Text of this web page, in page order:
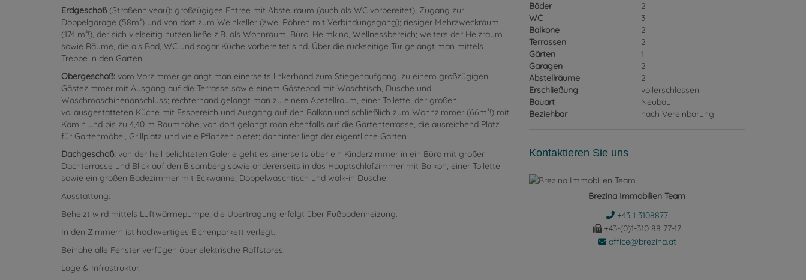
Erdgeschoß(Straßenniveau): großzügiges Entree mit Abstellraum (auch als WC vorbereitet), Zugang zur
Doppelgarage (58m²) und von dort zum Weinkeller (zwei Röhren mit Verbindungsgang); riesiger Mehrzweckraum
(174 m²!), der sich vielseitig nutzen ließe z.B. als Wohnraum, Büro, Heimkino, Wellnessbereich; weiters der Heizraum
sowie Räume, die als Bad, WC und sogar Küche vorbereitet sind. Über die rückseitige Tür gelangt man mittels
Treppe in den Garten.
Obergeschoß: vom Vorzimmer gelangt man einerseits linkerhand zum Stiegenaufgang, zu einem großzügigen
Gästezimmer mit Ausgang auf die Terrasse sowie einem Gästebad mit Waschtisch, Dusche und
Waschmaschinenanschluss; rechterhand gelangt man zu einem Abstellraum, einer Toilette, der großen
vollausgestatteten Küche mit Essbereich und Ausgang auf den Balkon und schließlich zum Wohnzimmer (66m²!) mit
Kamin und bis zu 4,40 m Raumhöhe; von dort gelangt man ebenfalls auf die Gartenterrasse, die ausreichend Platz
für Gartenmöbel, Grillplatz und viele Pflanzen bietet; dahninter liegt der eigentliche Garten
Dachgeschoß: von der hell belichteten Galerie geht es einerseits über ein Kinderzimmer in ein Büro mit großer
Dachterrasse und Blick auf den Bisamberg sowie andererseits in das Hauptschlafzimmer mit Balkon, einer Toilette
sowie ein großen Badezimmer mit Eckwanne, Doppelwaschtisch und walk-in Dusche
Ausstattung:
Beheizt wird mittels Luftwärmepumpe, die Übertragung erfolgt über Fußbodenheizung.
In den Zimmern ist hochwertiges Eichenparkett verlegt.
Beinahe alle Fenster verfügen über elektrische Raffstores.
Lage & Infrastruktur:
Bäder
2
WC
3
Balkone
2
Terrassen
2
Gärten
1
Garagen
2
Abstellräume
2
Erschließung
vollerschlossen
Bauart
Neubau
Beziehbar
nach Vereinbarung
Kontaktieren Sie uns
Brezina Immobilien Team
+43 1 3108877
+43-(0)1-310 88 77-17
office@brezina.at